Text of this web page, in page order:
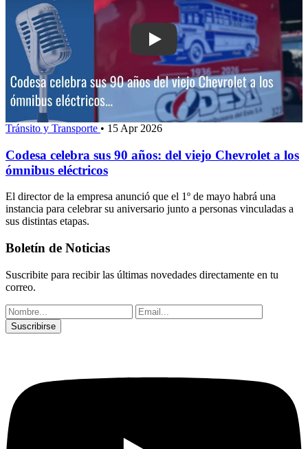
Play: Codesa celebra sus 90 años:
Tránsito y Transporte • 15 Apr 2026
Codesa celebra sus 90 años: del viejo Chevrolet a los
ómnibus eléctricos
El director de la empresa anunció que el 1º de mayo habrá una
instancia para celebrar su aniversario junto a personas vinculadas a
sus distintas etapas.
Boletín de Noticias
Suscribite para recibir las últimas novedades directamente en tu
correo.
Suscribirse